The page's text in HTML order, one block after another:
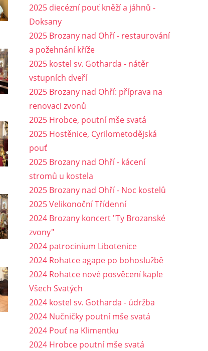
2025 diecézní pouť kněží a jáhnů -
Doksany
2025 Brozany nad Ohří - restaurování
a požehnání kříže
2025 kostel sv. Gotharda - nátěr
vstupních dveří
2025 Brozany nad Ohří: příprava na
renovaci zvonů
2025 Hrobce, poutní mše svatá
2025 Hostěnice, Cyrilometodějská
pouť
2025 Brozany nad Ohří - kácení
stromů u kostela
2025 Brozany nad Ohří - Noc kostelů
2025 Velikonoční Třídenní
2024 Brozany koncert "Ty Brozanské
zvony"
2024 patrocinium Libotenice
2024 Rohatce agape po bohoslužbě
2024 Rohatce nové posvěcení kaple
Všech Svatých
2024 kostel sv. Gotharda - údržba
2024 Nučničky poutní mše svatá
2024 Pouť na Klimentku
2024 Hrobce poutní mše svatá